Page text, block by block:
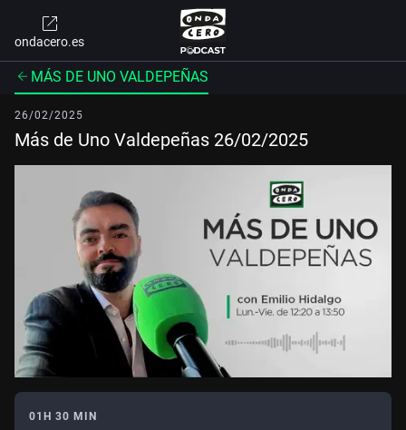
ondacero.es
MÁS DE UNO VALDEPEÑAS
26/02/2025
Más de Uno Valdepeñas 26/02/2025
01H 30 MIN